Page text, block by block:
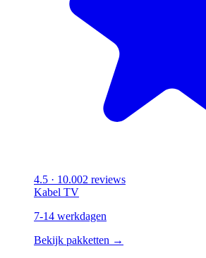
4.5 · 10.002 reviews
Kabel TV
7-14 werkdagen
Bekijk pakketten →